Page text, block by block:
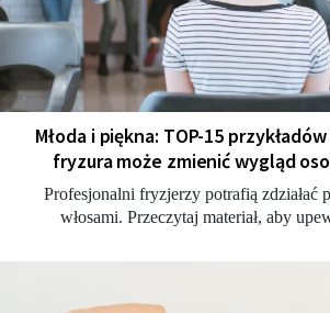
Młoda i piękna: TOP-15
fryzura może zmienić wygląd
Profesjonalni fryzjerzy potrafią zdziałać
włosami. Przeczytaj materiał, aby